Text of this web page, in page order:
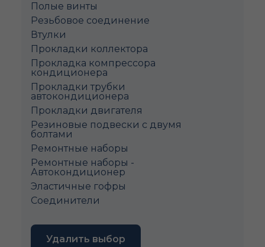
Полые винты
Pезьбовое соединение
Втулки
Прокладки коллектора
Прокладка компрессора
кондиционера
Прокладки трубки
автокондиционера
Прокладки двигателя
Резиновые подвески с двумя
болтами
Ремонтные наборы
Ремонтные наборы -
Автокондиционер
Эластичные гофры
Соединители
Удалить выбор